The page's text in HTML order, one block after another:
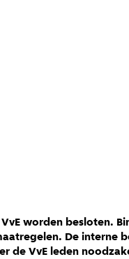
worden besloten.
De interne
de VvE leden